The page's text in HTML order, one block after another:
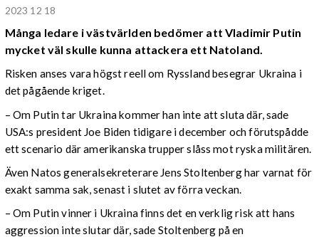
2023 12 18
Många ledare i västvärlden bedömer att Vladimir Putin
mycket väl skulle kunna attackera ett Natoland.
Risken anses vara högst reell om Ryssland besegrar Ukraina i
det pågående kriget.
– Om Putin tar Ukraina kommer han inte att sluta där, sade
USA:s president Joe Biden tidigare i december och förutspådde
ett scenario där amerikanska trupper slåss mot ryska militären.
Även Natos generalsekreterare Jens Stoltenberg har varnat för
exakt samma sak, senast i slutet av förra veckan.
– Om Putin vinner i Ukraina finns det en verklig risk att hans
aggression inte slutar där, sade Stoltenberg på en